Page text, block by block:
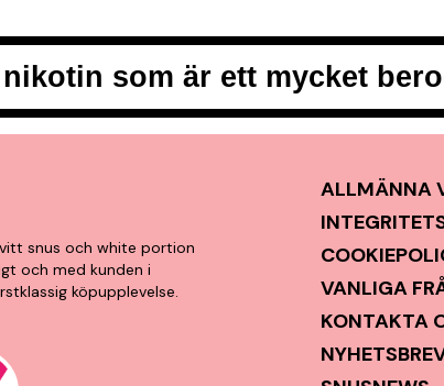
som är ett mycket
snus och white portion
och med kunden i
köpupplevelse.
ALLMÄNNA
VANLIGA
KONTAKTA